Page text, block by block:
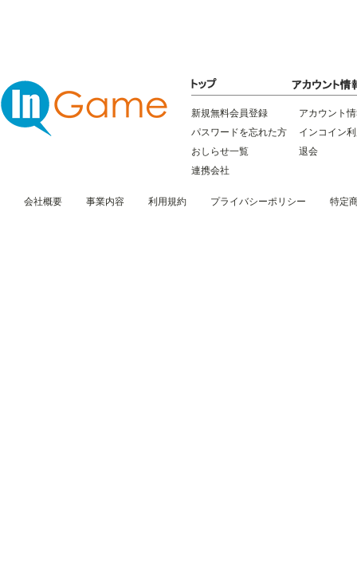
新規無料会員登録
パスワードを忘れた方
おしらせ一覧
連携会社
アカウント
インコイン
退会
会社概要 事業内容 利用規約 プライバシーポリシー 特定